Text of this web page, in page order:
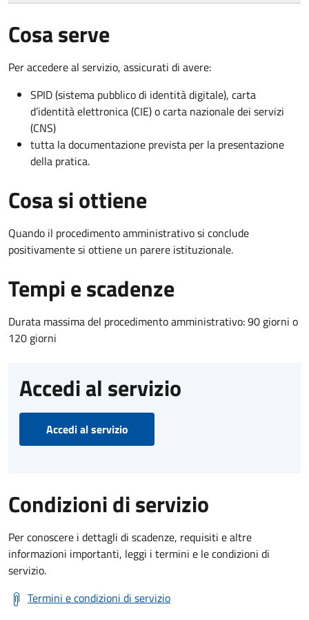
Cosa serve
Per accedere al servizio, assicurati di avere:
SPID (sistema pubblico di identità digitale), carta
d’identità elettronica (CIE) o carta nazionale dei servizi
(CNS)
tutta la documentazione prevista per la presentazione
della pratica.
Cosa si ottiene
Quando il procedimento amministrativo si conclude
positivamente si ottiene un parere istituzionale.
Tempi e scadenze
Durata massima del procedimento amministrativo: 90 giorni o
120 giorni
Accedi al servizio
Accedi al servizio
Condizioni di servizio
Per conoscere i dettagli di scadenze, requisiti e altre
informazioni importanti, leggi i termini e le condizioni di
servizio.
Termini e condizioni di servizio